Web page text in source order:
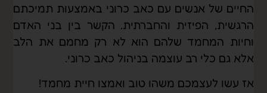
החיים של אנשים עם כאב כרוני באמצעות תמיכתם
הרגשית, הפיזית והחברתית. הקשר בין בני האדם
וחיות המחמד שלהם הוא לא רק מחמם את הלב
אלא גם כלי רב עוצמה בניהול כאב כרוני.
אז עשו לעצמכם משהו טוב ואמצו חיית מחמד!